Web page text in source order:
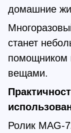
домашние
станет
помощником
вещами.
Ролик MAG-